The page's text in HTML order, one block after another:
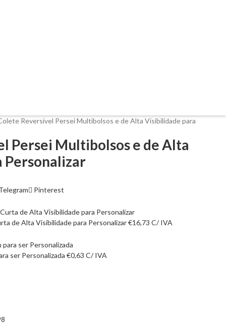
Reversível Persei Multibolsos e de Alta Visibilidade para
Persei Multibolsos e de Alta
Personalizar
Pinterest
de Alta Visibilidade para Personalizar€16,73 C/ IVA
ser Personalizada €0,63 C/ IVA